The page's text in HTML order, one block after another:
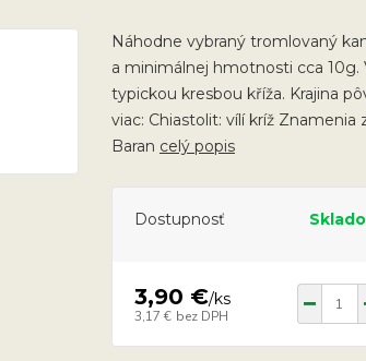
Náhodne vybraný tromlovaný
a minimálnej hmotnosti cca
typickou kresbou kříža. Krajina
viac: Chiastolit: vílí kríž Znamenia
Baran celý popis
Dostupnosť
3,90 €/ks
3,17 € bez DPH